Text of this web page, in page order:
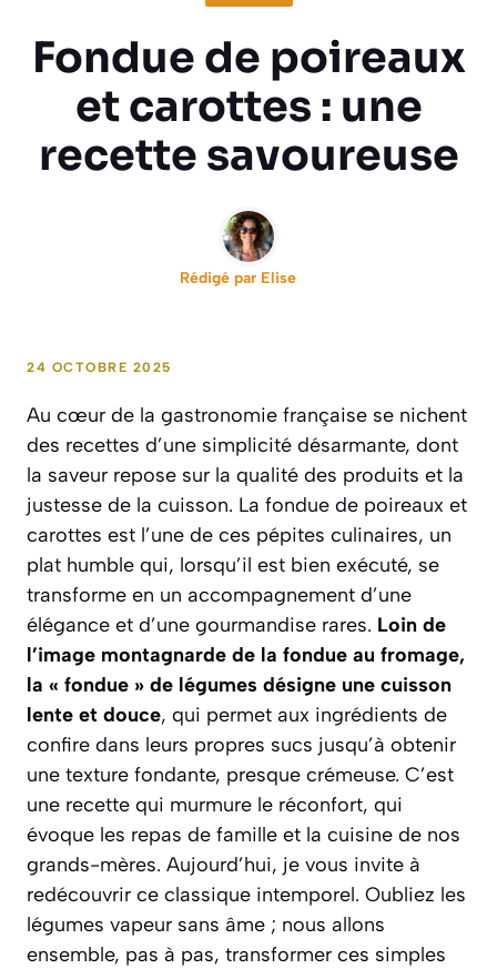
Fondue de poireaux
et carottes : une
recette savoureuse
Rédigé par Elise
24 OCTOBRE 2025
Au cœur de la gastronomie française se nichent
des recettes d’une simplicité désarmante, dont
la saveur repose sur la qualité des produits et la
justesse de la cuisson. La fondue de poireaux et
carottes est l’une de ces pépites culinaires, un
plat humble qui, lorsqu’il est bien exécuté, se
transforme en un accompagnement d’une
élégance et d’une gourmandise rares. Loin de
l’image montagnarde de la fondue au fromage,
la « fondue » de légumes désigne une cuisson
lente et douce, qui permet aux ingrédients de
confire dans leurs propres sucs jusqu’à obtenir
une texture fondante, presque crémeuse. C’est
une recette qui murmure le réconfort, qui
évoque les repas de famille et la cuisine de nos
grands-mères. Aujourd’hui, je vous invite à
redécouvrir ce classique intemporel. Oubliez les
légumes vapeur sans âme ; nous allons
ensemble, pas à pas, transformer ces simples